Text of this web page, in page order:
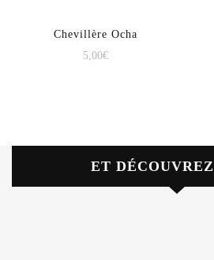
Chevillère Ocha
5,00€
ET